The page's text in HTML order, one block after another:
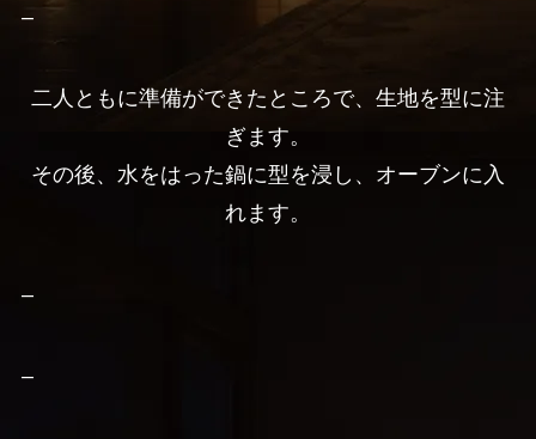
–
二人ともに準備ができたところで、生地を型に注
ぎます。
その後、水をはった鍋に型を浸し、オーブンに入
れます。
–
–